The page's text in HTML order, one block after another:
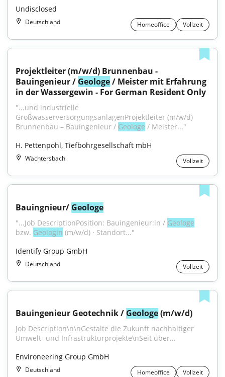
Undisclosed
Deutschland Homeoffice Vollzeit
Projektleiter (m/w/d) Brunnenbau -
Bauingenieur / Geologe / Meister mit Erfahrung
in der Wassergewin - For German Resident Only
"...und industrielle
GroßwasserversorgungsanlagenProjektleiter (m/w/d)
Brunnenbau – Bauingenieur / Geologe / Meister..."
H. Pettenpohl, Tiefbohrgesellschaft mbH
Wächtersbach Vollzeit
Bauingnieur/ Geologe
"...Job DescriptionPosition: Bauingenieur:in / Geologe
bzw. Geologin (m/w/d) · Standort..."
Identify Group GmbH
Deutschland Vollzeit
Bauingenieur Geotechnik / Geologe (m/w/d)
Job Description\n\nGestalte die Zukunft nachhaltiger
Umwelt- und Infrastrukturprojekte\nSeit über...
Environeering Group GmbH
Deutschland Homeoffice Vollzeit